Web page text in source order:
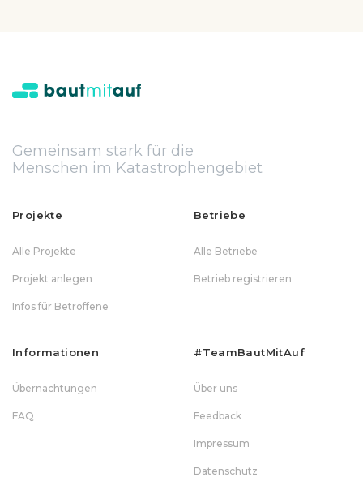
Gemeinsam stark für die
Menschen im Katastrophengebiet
Projekte
Alle Projekte
Projekt anlegen
Infos für Betroffene
Betriebe
Alle Betriebe
Betrieb registrieren
Informationen
Übernachtungen
FAQ
#teamBautMitAuf
Über uns
Feedback
Impressum
Datenschutz